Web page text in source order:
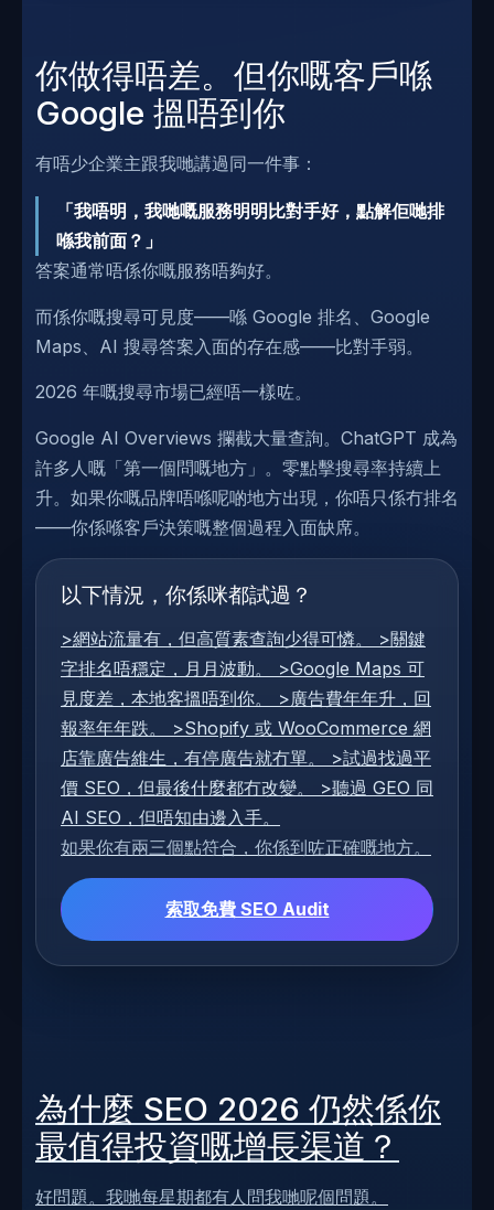
你做得唔差。但你嘅客戶喺
Google 搵唔到你
有唔少企業主跟我哋講過同一件事：
「我唔明，我哋嘅服務明明比對手好，點解佢哋排
喺我前面？」
答案通常唔係你嘅服務唔夠好。
而係你嘅搜尋可見度——喺 Google 排名、Google
Maps、AI 搜尋答案入面的存在感——比對手弱。
2026 年嘅搜尋市場已經唔一樣咗。
Google AI Overviews 攔截大量查詢。ChatGPT 成為
許多人嘅「第一個問嘅地方」。零點擊搜尋率持續上
升。如果你嘅品牌唔喺呢啲地方出現，你唔只係冇排名
——你係喺客戶決策嘅整個過程入面缺席。
以下情況，你係咪都試過？
>網站流量有，但高質素查詢少得可憐。 >關鍵
字排名唔穩定，月月波動。 >Google Maps 可
見度差，本地客搵唔到你。 >廣告費年年升，回
報率年年跌。 >Shopify 或 WooCommerce 網
店靠廣告維生，有停廣告就冇單。 >試過找過平
價 SEO，但最後什麼都冇改變。 >聽過 GEO 同
AI SEO，但唔知由邊入手。
如果你有兩三個點符合，你係到咗正確嘅地方。
索取免費 SEO Audit
為什麼 SEO 2026 仍然係你
最值得投資嘅增長渠道？
好問題。我哋每星期都有人問我哋呢個問題。